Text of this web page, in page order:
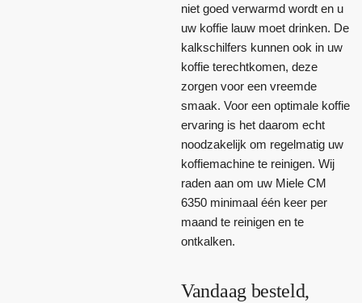
niet goed verwarmd wordt en u
uw koffie lauw moet drinken. De
kalkschilfers kunnen ook in uw
koffie terechtkomen, deze
zorgen voor een vreemde
smaak. Voor een optimale koffie
ervaring is het daarom echt
noodzakelijk om regelmatig uw
koffiemachine te reinigen. Wij
raden aan om uw Miele CM
6350 minimaal één keer per
maand te reinigen en te
ontkalken.
Vandaag besteld,